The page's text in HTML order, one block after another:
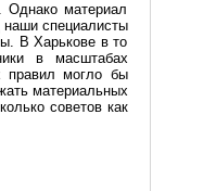
материал
наши специалисты
В Харькове в то
в масштабах
правил могло бы
материальных
советов как